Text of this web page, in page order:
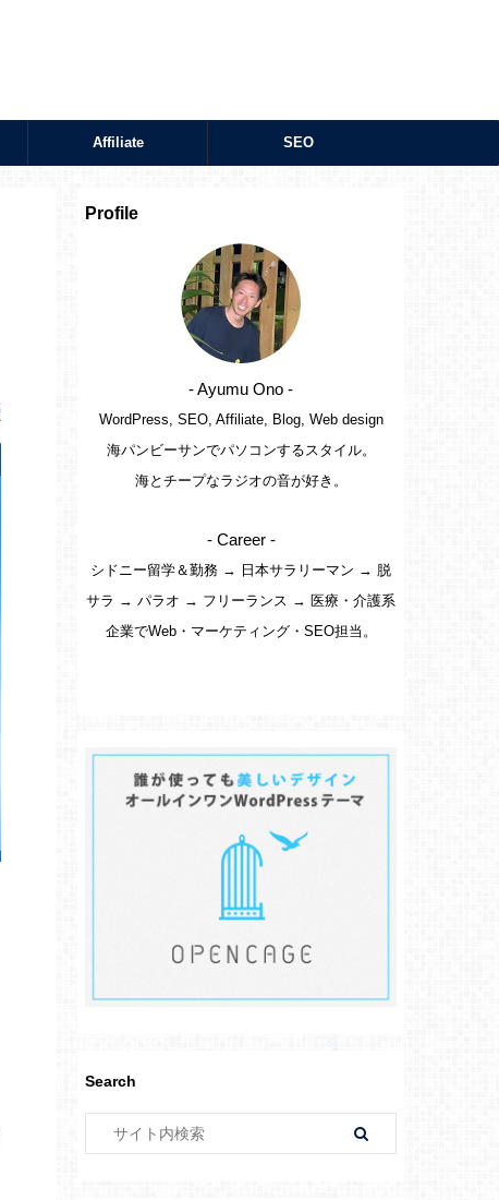
Affiliate SEO
Profile
- Ayumu Ono -
WordPress, SEO, Affiliate, Blog, Web design
海パンビーサンでパソコンするスタイル。
海とチープなラジオの音が好き。
- Career -
シドニー留学＆勤務 → 日本サラリーマン → 脱
サラ → パラオ → フリーランス → 医療・介護系
企業でWeb・マーケティング・SEO担当。
Search